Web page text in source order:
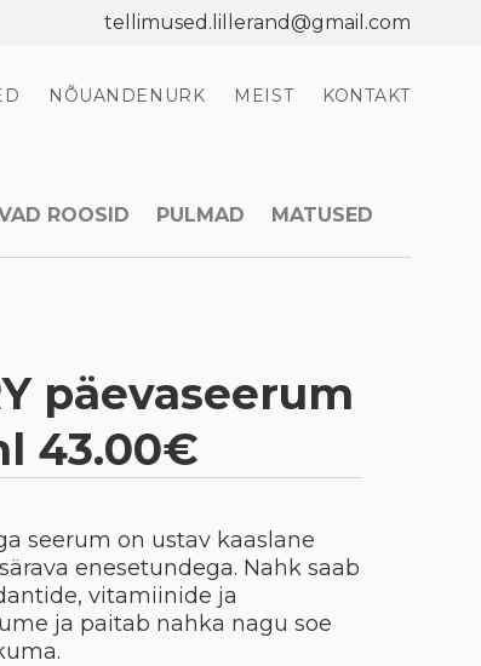
tellimused.lillerand@gmail.com
NÕUANDENURK MEIST KONTAKT
ROOSID PULMAD MATUSED
päevaseerum
43.00€
seerum on ustav kaaslane
enesetundega. Nahk saab
vitamiinide ja
ja paitab nahka nagu soe